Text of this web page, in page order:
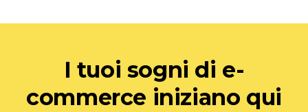
I tuoi sogni di e-
commerce iniziano qui